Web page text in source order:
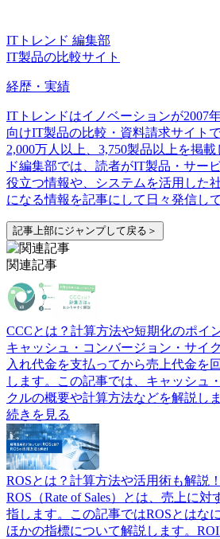
ITトレンド 編集部
IT製品の比較サイト
経歴・実績
ITトレンドはイノベーションが2007
向けIT製品の比較・資料請求サイト
2,000万人以上、3,750製品以上を掲
ド編集部では、読者がIT製品・サー
役立つ情報や、システムを活用した
になる情報を記事にして日々発信し
記事上部にジャンプして戻る＞
関連記事
CCCとは？計算方法や短期化のポイ
キャッシュ・コンバージョン・サイ
入れ代金を支払ってから売上代金を
します。この記事では、キャッシュ
クルの概要や計算方法などを解説しま
続きを見る
ROSとは？計算方法や活用術も解説！
ROS（Rate of Sales）とは、売上に
指します。この記事ではROSとはな
ほかの指標について解説します。